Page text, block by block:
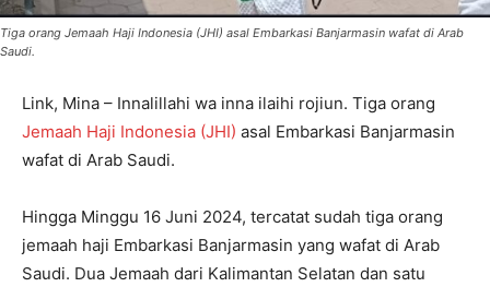
Tiga orang Jemaah Haji Indonesia (JHI) asal Embarkasi Banjarmasin wafat di Arab
Saudi.
Link, Mina – Innalillahi wa inna ilaihi rojiun. Tiga orang
Jemaah Haji Indonesia (JHI) asal Embarkasi Banjarmasin
wafat di Arab Saudi.
Hingga Minggu 16 Juni 2024, tercatat sudah tiga orang
jemaah haji Embarkasi Banjarmasin yang wafat di Arab
Saudi. Dua Jemaah dari Kalimantan Selatan dan satu